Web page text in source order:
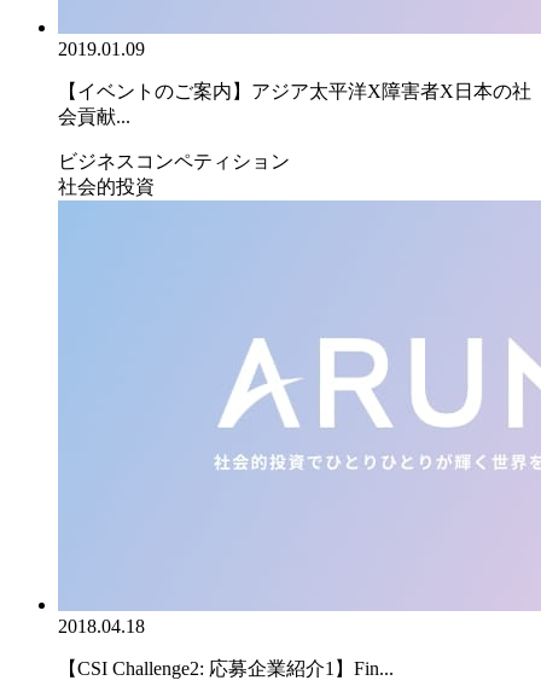
2019.01.09
【イベントのご案内】アジア太平洋X障害者X日本の社
会貢献...
ビジネスコンペティション
社会的投資
2018.04.18
【CSI Challenge2: 応募企業紹介1】Fin...